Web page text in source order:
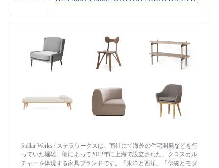
Stellar Works / ステラワークスは、商社にて海外の住宅開発などを行
っていた堀雄一朗によって2012年に上海で設立された、クロスカル
チャーを体現する家具ブランドです。「東洋と西洋」「伝統とモダ